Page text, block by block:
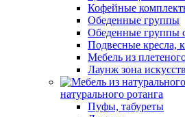
Кофейные
Обеденные группы
Обеденные группы
Подвесные кресла,
Мебель из
Лаунж зона
натурального ротанга
Пуфы, табуреты